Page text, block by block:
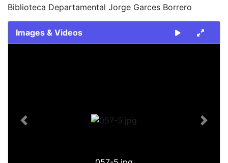
Biblioteca Departamental Jorge Garces Borrero
Images & Videos
Previous Next